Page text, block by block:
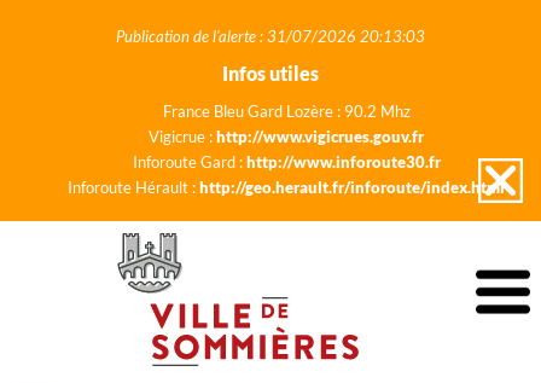
Publication de l'alerte : 31/07/2026 20:13:03
Infos utiles
France Bleu Gard Lozère : 90.2 Mhz
Vigicrue :http://www.vigicrues.gouv.fr
Inforoute Gard :http://www.inforoute30.fr
Inforoute Hérault :http://geo.herault.fr/inforoute/index.html